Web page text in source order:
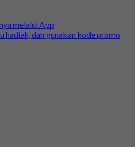
melalui App
hadiah, dan gunakan kode promo